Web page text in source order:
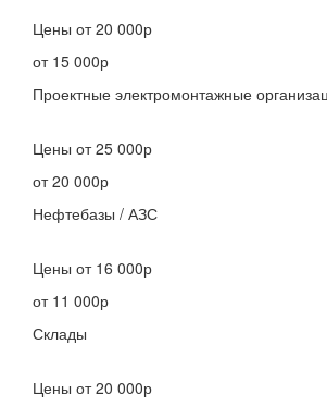
Цены от 20 000р
от 15 000р
Проектные электромонтажные
Цены от 25 000р
от 20 000р
Нефтебазы / АЗС
Цены от 16 000р
от 11 000р
Склады
Цены от 20 000р